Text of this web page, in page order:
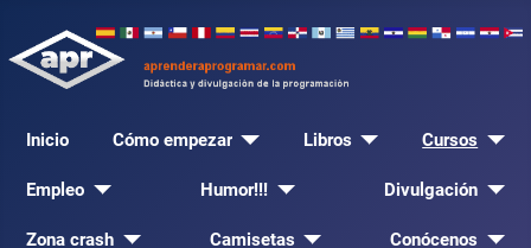
Inicio Cómo empezar Libros Cursos
Empleo Humor!!! Divulgación
Zona crash Camisetas Conócenos